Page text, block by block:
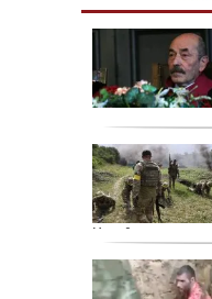
Украйна